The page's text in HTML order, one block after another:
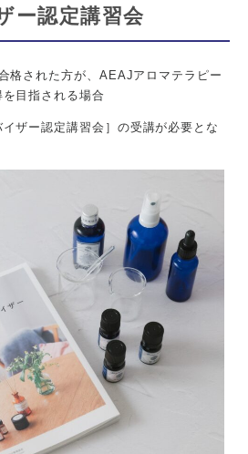
ー認定講習会
格された方が、AEAJアロマテラピー
目指される場合
イザー認定講習会］の受講が必要とな